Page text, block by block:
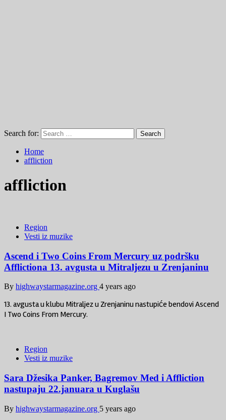
Search for:
Home
affliction
affliction
Region
Vesti iz muzike
Ascend i Two Coins From Mercury uz podršku
Afflictiona 13. avgusta u Mitraljezu u Zrenjaninu
By highwaystarmagazine.org 4 years ago
13. avgusta u klubu Mitraljez u Zrenjaninu nastupiće bendovi Ascend
I Two Coins From Mercury.
Region
Vesti iz muzike
Sara Džesika Panker, Bagremov Med i Affliction
nastupaju 22.januara u Kuglašu
By highwaystarmagazine.org 5 years ago